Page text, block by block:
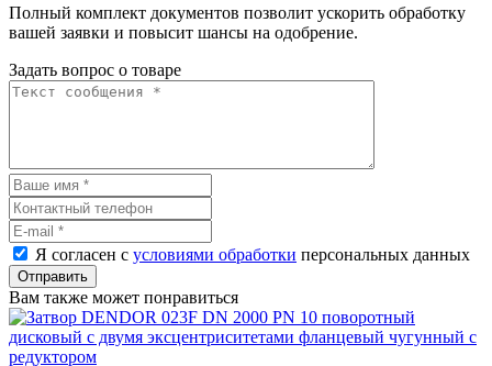
Полный комплект документов позволит ускорить обработку
вашей заявки и повысит шансы на одобрение.
Задать вопрос о товаре
Я согласен с условиями обработки персональных данных
Отправить
Вам также может понравиться